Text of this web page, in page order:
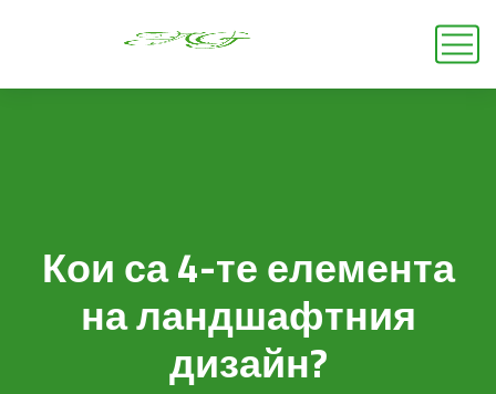
Кои са 4-те елемента
на ландшафтния
дизайн?